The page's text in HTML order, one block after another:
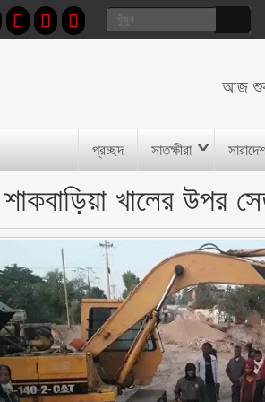
আজ
প্রচ্ছদ সাতক্ষীরা
খালের উপর